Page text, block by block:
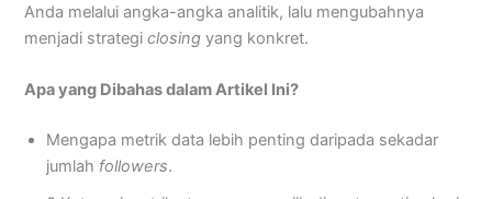
Anda melalui angka-angka analitik, lalu mengubahnya
menjadi strategiclosing yang konkret.
Apa yang Dibahas dalam Artikel Ini?
Mengapa metrik data lebih penting daripada sekadar
jumlah followers.